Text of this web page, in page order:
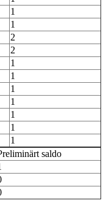
1
1
2
2
1
1
1
1
1
1
1
saldo